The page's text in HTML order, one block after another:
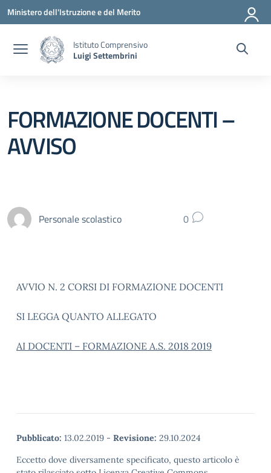
Vai ai contenuti
Vai al menu di navigazione
Vai al footer
Ministero dell'Istruzione e del Merito
Istituto Comprensivo
Luigi Settembrini
FORMAZIONE DOCENTI –
AVVISO
Personale scolastico 0
AVVIO N. 2 CORSI DI FORMAZIONE DOCENTI
SI LEGGA QUANTO ALLEGATO
AI DOCENTI – FORMAZIONE A.S. 2018 2019
Pubblicato: 13.02.2019 - Revisione: 29.10.2024
Eccetto dove diversamente specificato, questo articolo è